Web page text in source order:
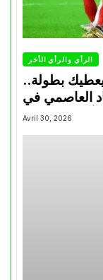
الرأي والرأي الأخر
يعطيك بطولة..
العاصمي في
آخر السنوات
Avril 30, 2026